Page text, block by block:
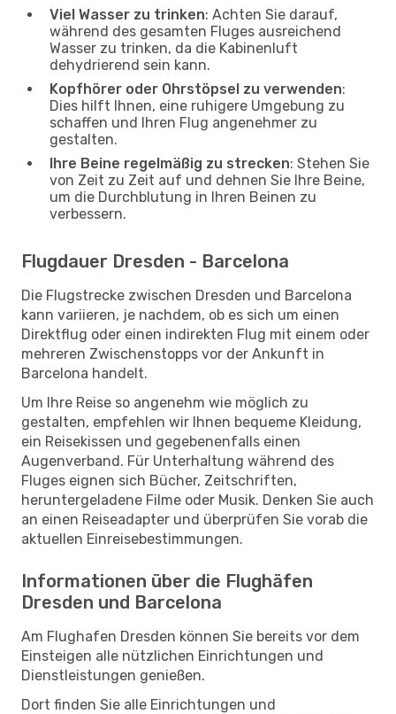
Viel Wasser zu trinken: Achten Sie darauf,
während des gesamten Fluges ausreichend
Wasser zu trinken, da die Kabinenluft
dehydrierend sein kann.
Kopfhörer oder Ohrstöpsel zu verwenden:
Dies hilft Ihnen, eine ruhigere Umgebung zu
schaffen und Ihren Flug angenehmer zu
gestalten.
Ihre Beine regelmäßig zu strecken: Stehen Sie
von Zeit zu Zeit auf und dehnen Sie Ihre Beine,
um die Durchblutung in Ihren Beinen zu
verbessern.
Flugdauer Dresden - Barcelona
Die Flugstrecke zwischen Dresden und Barcelona
kann variieren, je nachdem, ob es sich um einen
Direktflug oder einen indirekten Flug mit einem oder
mehreren Zwischenstopps vor der Ankunft in
Barcelona handelt.
Um Ihre Reise so angenehm wie möglich zu
gestalten, empfehlen wir Ihnen bequeme Kleidung,
ein Reisekissen und gegebenenfalls einen
Augenverband. Für Unterhaltung während des
Fluges eignen sich Bücher, Zeitschriften,
heruntergeladene Filme oder Musik. Denken Sie auch
an einen Reiseadapter und überprüfen Sie vorab die
aktuellen Einreisebestimmungen.
Informationen über die Flughäfen
Dresden und Barcelona
Am Flughafen Dresden können Sie bereits vor dem
Einsteigen alle nützlichen Einrichtungen und
Dienstleistungen genießen.
Dort finden Sie alle Einrichtungen und